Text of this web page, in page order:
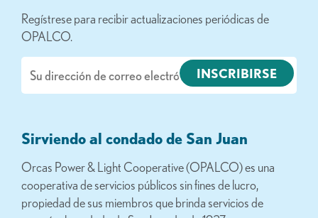
Regístrese para recibir actualizaciones periódicas de
OPALCO.
electrónico
Sirviendo al condado de San Juan
Orcas Power & Light Cooperative (OPALCO) es una
cooperativa de servicios públicos sin fines de lucro,
propiedad de sus miembros que brinda servicios de